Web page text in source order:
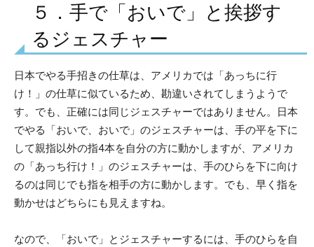
５．手で「おいで」と挨拶す
るジェスチャー
日本でやる手招きの仕草は、アメリカでは「あっちに行
け！」の仕草に似ているため、勘違いされてしまうようで
す。でも、正確には同じジェスチャーではありません。日本
でやる「おいで、おいで」のジェスチャーは、手の平を下に
して親指以外の指4本を自分の方に動かしますが、アメリカ
の「あっち行け！」のジェスチャーは、手のひらを下に向け
るのは同じでも指を相手の方に動かします。でも、早く指を
動かせはどちらにも見えますね。
なので、「おいで」とジェスチャーするには、手のひらを自